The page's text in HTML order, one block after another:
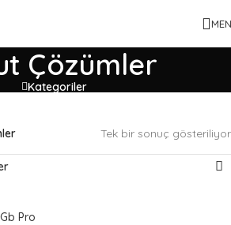
Çözümler
Kategoriler
denetimi arttırın...
Tek bir sonuç gösteriliyor
Pro